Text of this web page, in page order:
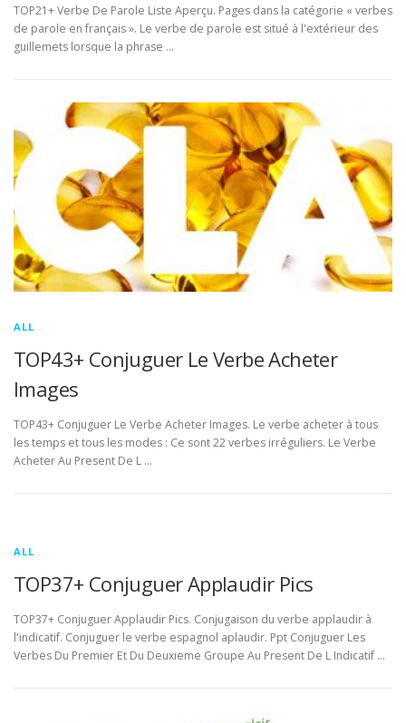
TOP21+ Verbe De Parole Liste Aperçu. Pages dans la catégorie « verbes
de parole en français ». Le verbe de parole est situé à l'extérieur des
guillemets lorsque la phrase …
ALL
TOP43+ Conjuguer Le Verbe Acheter
Images
TOP43+ Conjuguer Le Verbe Acheter Images. Le verbe acheter à tous
les temps et tous les modes : Ce sont 22 verbes irréguliers. Le Verbe
Acheter Au Present De L …
ALL
TOP37+ Conjuguer Applaudir Pics
TOP37+ Conjuguer Applaudir Pics. Conjugaison du verbe applaudir à
l'indicatif. Conjuguer le verbe espagnol aplaudir. Ppt Conjuguer Les
Verbes Du Premier Et Du Deuxieme Groupe Au Present De L Indicatif …